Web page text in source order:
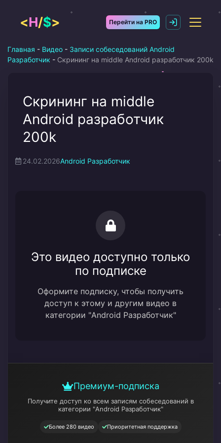
содержимому
<H/$> Перейти на PRO
Главная - Видео - Записи собеседований Android
Разработчик - Скрининг на middle Android разработчик 200k
Скрининг на middle
Android разработчик
200k
24.02.2026Android Разработчик
Это видео доступно только
по подписке
Оформите подписку, чтобы получить
доступ к этому и другим видео в
категории "Android Разработчик"
Премиум-подписка
Получите доступ ко всем записям собеседований в
категории "Android Разработчик"
Более 280 видео Приоритетная поддержка